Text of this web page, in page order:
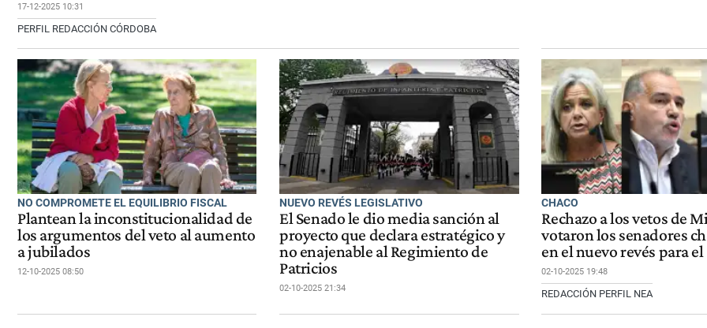
17-12-2025 10:31
PERFIL REDACCIÓN CÓRDOBA
NO COMPROMETE EL EQUILIBRIO FISCAL
Plantean la inconstitucionalidad de
los argumentos del veto al aumento
a jubilados
12-10-2025 08:50
NUEVO REVÉS LEGISLATIVO
El Senado le dio media sanción al
proyecto que declara estratégico y
no enajenable al Regimiento de
Patricios
02-10-2025 21:34
CHACO
Rechazo a los vetos de
votaron los senadores
en el nuevo revés para
02-10-2025 19:48
REDACCIÓN PERFIL NEA